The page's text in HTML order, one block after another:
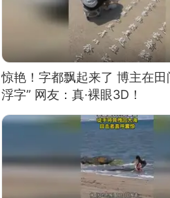
惊艳！字都飘起来了 博主在田
浮字” 网友：真·裸眼3D！